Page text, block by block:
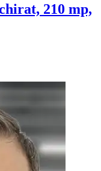
210 mp,